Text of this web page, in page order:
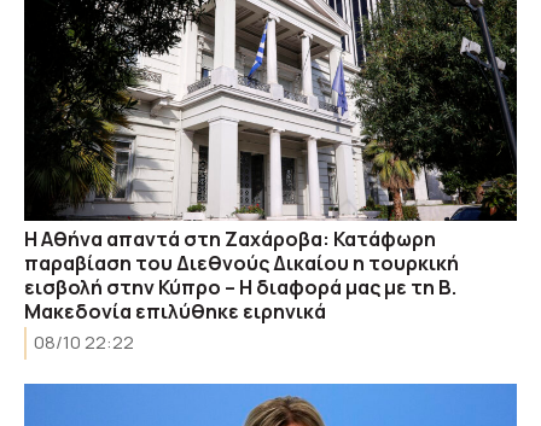
Η Αθήνα απαντά στη Ζαχάροβα: Κατάφωρη
παραβίαση του Διεθνούς Δικαίου η τουρκική
εισβολή στην Κύπρο – Η διαφορά μας με τη Β.
Μακεδονία επιλύθηκε ειρηνικά
08/10 22:22